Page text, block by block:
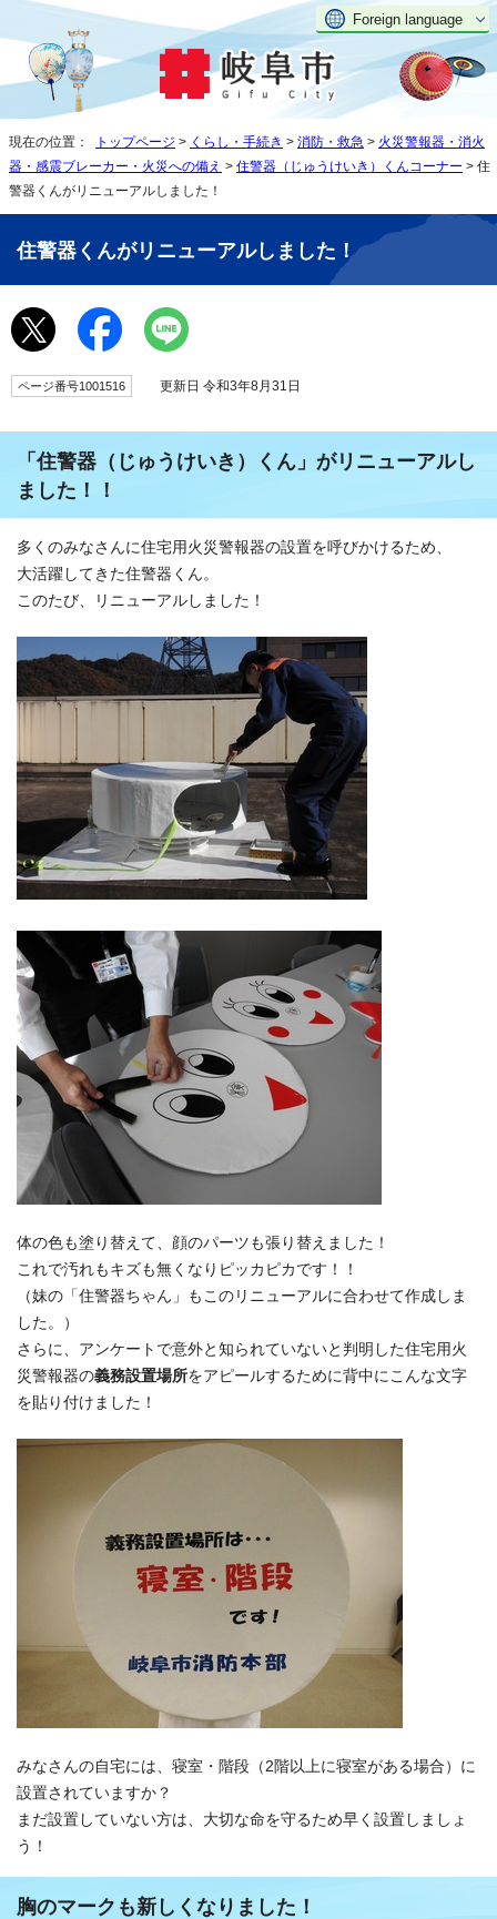
Foreign language
現在の位置： トップページ > くらし・手続き > 消防・救急 > 火災警報器・消火
器・感震ブレーカー・火災への備え > 住警器（じゅうけいき）くんコーナー > 住
警器くんがリニューアルしました！
住警器くんがリニューアルしました！
ページ番号1001516 更新日 令和3年8月31日
「住警器（じゅうけいき）くん」がリニューアルし
ました！！
多くのみなさんに住宅用火災警報器の設置を呼びかけるため、
大活躍してきた住警器くん。
このたび、リニューアルしました！
体の色も塗り替えて、顔のパーツも張り替えました！
これで汚れもキズも無くなりピッカピカです！！
（妹の「住警器ちゃん」もこのリニューアルに合わせて作成しま
した。）
さらに、アンケートで意外と知られていないと判明した住宅用火
災警報器の義務設置場所をアピールするために背中にこんな文字
を貼り付けました！
みなさんの自宅には、寝室・階段（2階以上に寝室がある場合）に
設置されていますか？
まだ設置していない方は、大切な命を守るため早く設置しましょ
う！
胸のマークも新しくなりました！